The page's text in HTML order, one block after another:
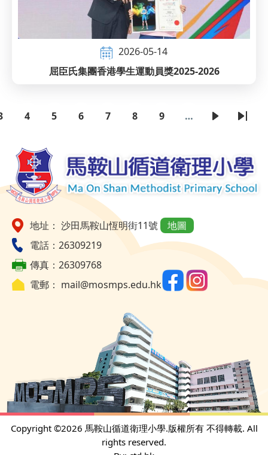
2026-05-14
屈臣氏集團香港學生運動員獎2025-2026
頁
頁
4
頁
5
頁
6
頁
7
頁
8
頁
9 …
下
Last
地址： 沙田馬鞍山恆明街11號
地圖
電話：26309219
傳真：26309768
電郵： mail@mosmps.edu.hk
Copyright ©2026 馬鞍山循道衛理小學.版權所有 不得轉載. All
rights reserved.